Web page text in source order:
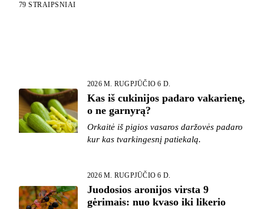
79 STRAIPSNIAI
2026 M. RUGPJŪČIO 6 D.
Kas iš cukinijos padaro vakarienę,
o ne garnyrą?
Orkaitė iš pigios vasaros daržovės padaro
kur kas tvarkingesnį patiekalą.
2026 M. RUGPJŪČIO 6 D.
Juodosios aronijos virsta 9
gėrimais: nuo kvaso iki likerio